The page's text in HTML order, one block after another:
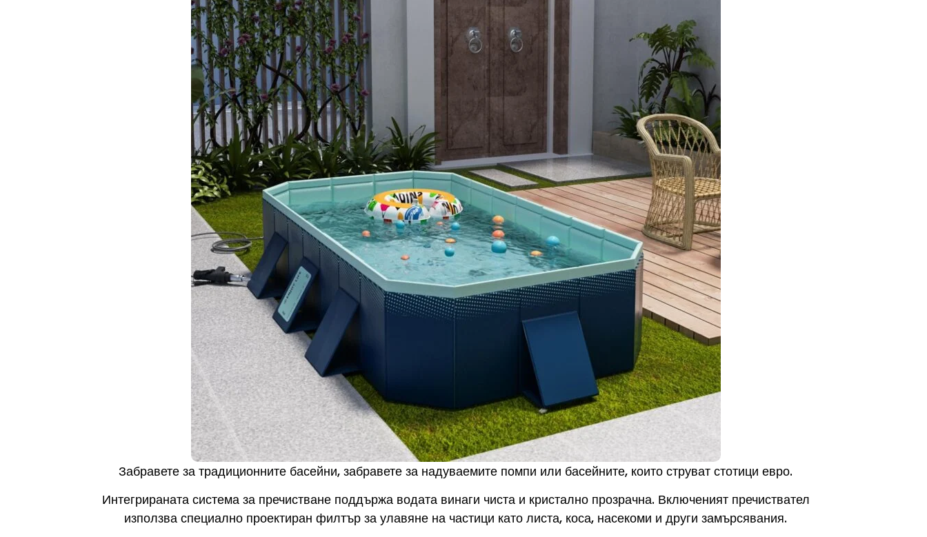
Забравете за традиционните басейни, забравете за надуваемите помпи или басейните, които струват стотици евро.
Интегрираната система за пречистване поддържа водата винаги чиста и кристално прозрачна. Включеният пречиствател
използва специално проектиран филтър за улавяне на частици като листа, коса, насекоми и други замърсявания.